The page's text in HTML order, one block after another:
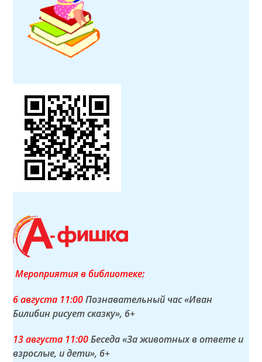
Мероприятия в библиотеке:
6 августа 11:00Познавательный час «Иван
Билибин рисует сказку», 6+
13 августа 11:00Беседа «За животных в ответе и
взрослые, и дети», 6+